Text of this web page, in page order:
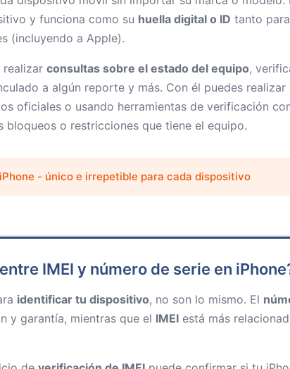
y funciona como su huella digital o ID tanto para
(incluyendo a Apple).
realizar consultas sobre el estado del equipo,
a algún reporte y más. Con él puedes realizar
oficiales o usando herramientas de verificación
bloqueos o restricciones que tiene el equipo.
- único e irrepetible para cada dispositivo
IMEI y número de serie en
identificar tu dispositivo, no son lo mismo. El
y garantía, mientras que el IMEI está más